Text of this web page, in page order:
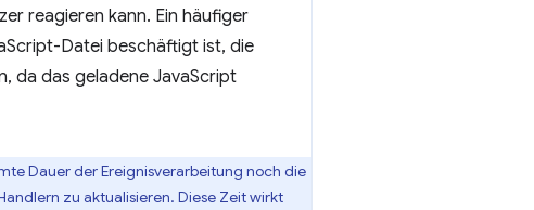
reagieren kann. Ein häufiger
Datei beschäftigt ist, die
da das geladene JavaScript
Dauer der Ereignisverarbeitung noch die
zu aktualisieren. Diese Zeit wirkt